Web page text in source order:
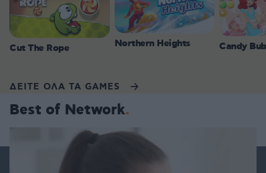
Cut The Rope Northern Heights Candy
ΔΕΙΤΕ ΟΛΑ ΤΑ GAMES
Best of Network